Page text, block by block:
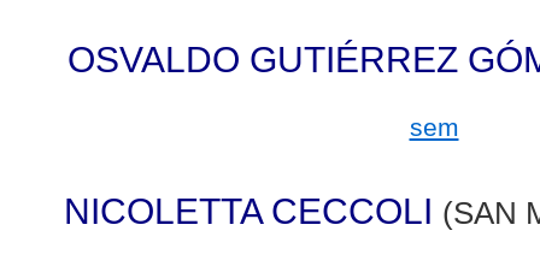
OSVALDO GUTIÉRREZ
sem
NICOLETTA CECCOLI (SAN